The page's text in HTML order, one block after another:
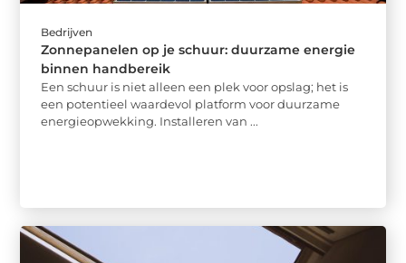
Bedrijven
Zonnepanelen op je schuur: duurzame energie
binnen handbereik
Een schuur is niet alleen een plek voor opslag; het is
een potentieel waardevol platform voor duurzame
energieopwekking. Installeren van ...